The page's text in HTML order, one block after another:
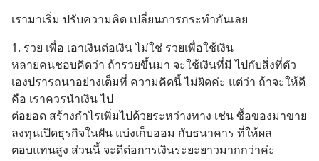
เรามาเริ่ม ปรับความคิด เปลี่ยนการกระทำกันเลย
1. รวย เพื่อ เอาเงินต่อเงิน ไม่ใช่ รวยเพื่อใช้เงิน
หลายคนชอบคิดว่า ถ้ารวยขึ้นมา จะใช้เงินที่มี ไปกับสิ่งที่ตัว
เองปรารถนาอย่างเต็มที่ ความคิดนี้ ไม่ผิดค่ะ แต่ว่า ถ้าจะให้ดี
คือ เราควรนำเงิน ไป
ต่อยอด สร้างกำไรเพิ่มไปด้วยระหว่างทาง เช่น ซื้อของมาขาย
ลงทุนเปิดธุรกิจในฝัน แบ่งเก็บออม กับธนาคาร ที่ให้ผล
ตอบแทนสูง ส่วนนี้ จะดีต่อการเงินระยะยาวมากกว่าค่ะ